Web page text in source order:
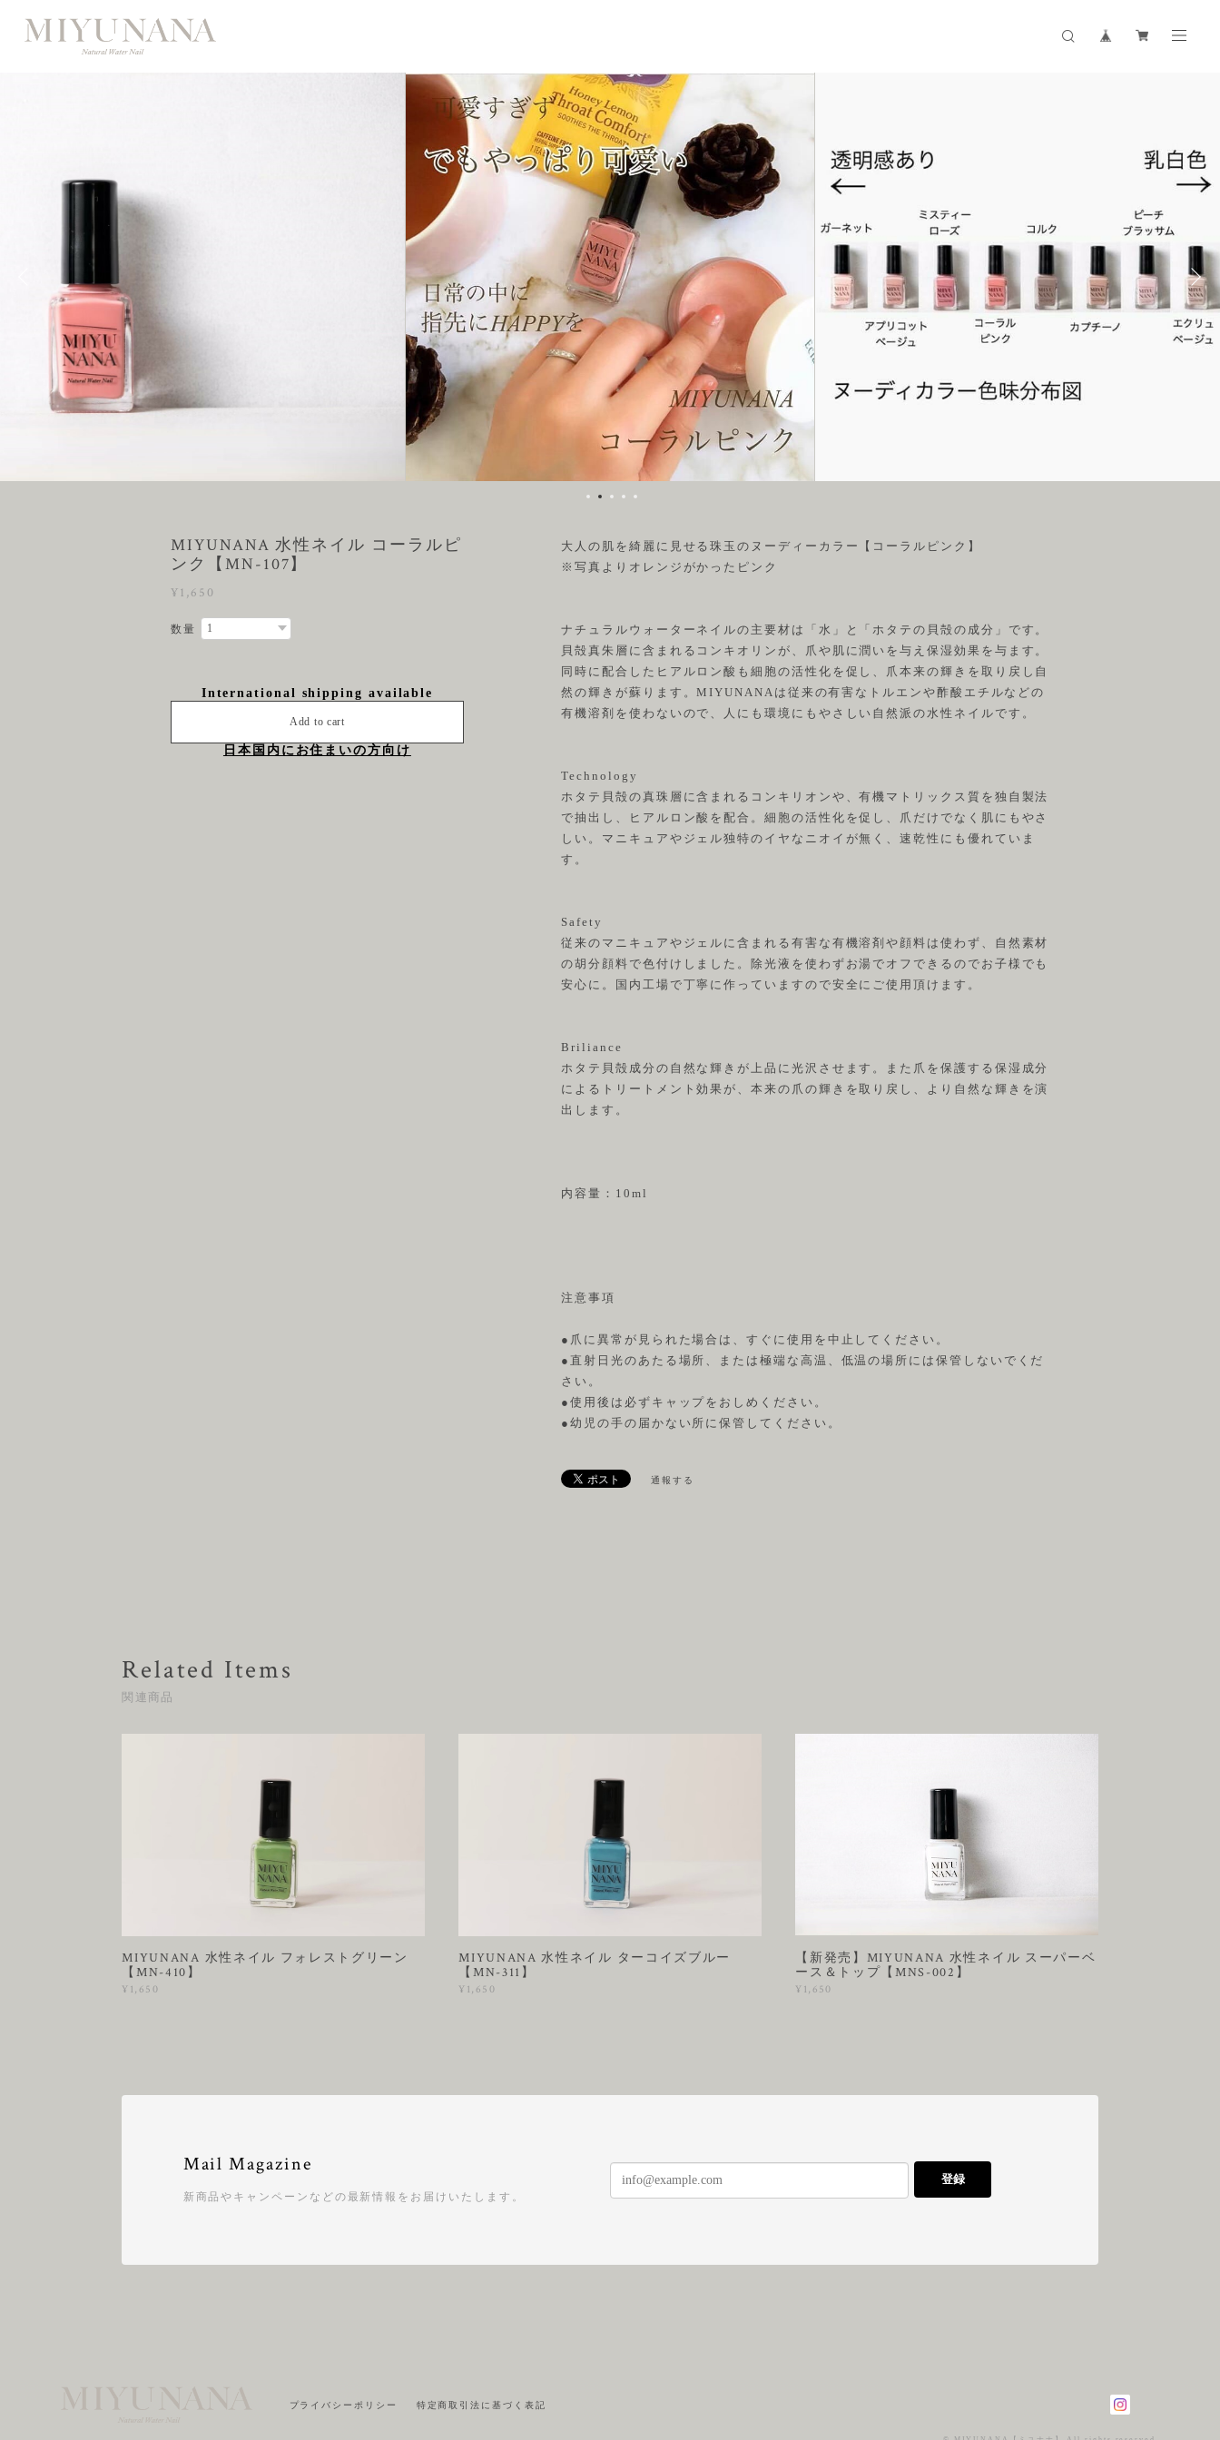
MIYUNANA 水性ネイル コーラルピ
ンク【MN-107】
¥1,650
数量
International shipping available
Add to cart
日本国内にお住まいの方向け
大人の肌を綺麗に見せる珠玉のヌーディーカラー【コーラルピンク】
※写真よりオレンジがかったピンク
ナチュラルウォーターネイルの主要材は「水」と「ホタテの貝殻の成分」です。
貝殻真朱層に含まれるコンキオリンが、爪や肌に潤いを与え保湿効果を与ます。
同時に配合したヒアルロン酸も細胞の活性化を促し、爪本来の輝きを取り戻し自
然の輝きが蘇ります。MIYUNANAは従来の有害なトルエンや酢酸エチルなどの
有機溶剤を使わないので、人にも環境にもやさしい自然派の水性ネイルです。
Technology
ホタテ貝殻の真珠層に含まれるコンキリオンや、有機マトリックス質を独自製法
で抽出し、ヒアルロン酸を配合。細胞の活性化を促し、爪だけでなく肌にもやさ
しい。マニキュアやジェル独特のイヤなニオイが無く、速乾性にも優れていま
す。
Safety
従来のマニキュアやジェルに含まれる有害な有機溶剤や顔料は使わず、自然素材
の胡分顔料で色付けしました。除光液を使わずお湯でオフできるのでお子様でも
安心に。国内工場で丁寧に作っていますので安全にご使用頂けます。
Briliance
ホタテ貝殻成分の自然な輝きが上品に光沢させます。また爪を保護する保湿成分
によるトリートメント効果が、本来の爪の輝きを取り戻し、より自然な輝きを演
出します。
内容量：10ml
注意事項
●爪に異常が見られた場合は、すぐに使用を中止してください。
●直射日光のあたる場所、または極端な高温、低温の場所には保管しないでくだ
さい。
●使用後は必ずキャップをおしめください。
●幼児の手の届かない所に保管してください。
通報する
Related Items
関連商品
MIYUNANA 水性ネイル フォレストグリーン
【MN-410】
¥1,650
MIYUNANA 水性ネイル ターコイズブルー
【MN-311】
¥1,650
【新発売】MIYUNANA 水性ネイル スーパーベ
ース＆トップ【MNS-002】
¥1,650
Mail Magazine
新商品やキャンペーンなどの最新情報をお届けいたします。
登録
プライバシーポリシー 特定商取引法に基づく表記